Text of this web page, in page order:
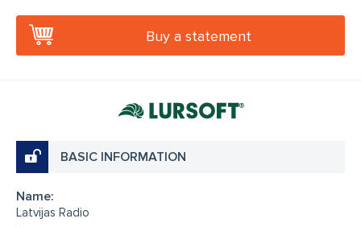
Buy a statement
BASIC INFORMATION
Name:
Latvijas Radio